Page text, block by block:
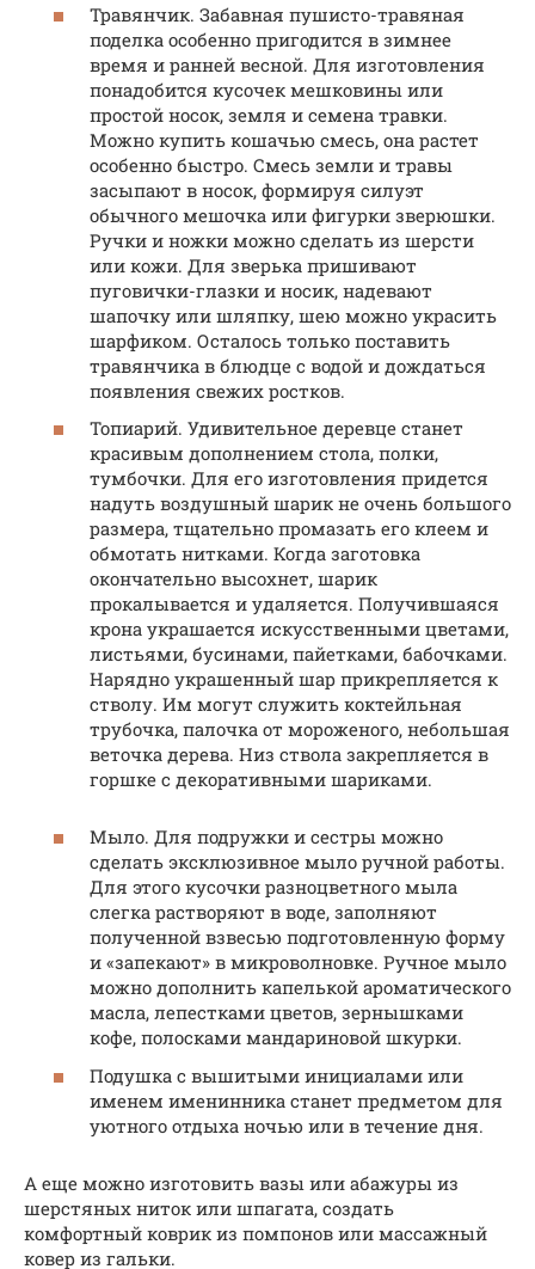
Травянчик. Забавная пушисто-травяная
поделка особенно пригодится в зимнее
время и ранней весной. Для изготовления
понадобится кусочек мешковины или
простой носок, земля и семена травки.
Можно купить кошачью смесь, она растет
особенно быстро. Смесь земли и травы
засыпают в носок, формируя силуэт
обычного мешочка или фигурки зверюшки.
Ручки и ножки можно сделать из шерсти
или кожи. Для зверька пришивают
пуговички-глазки и носик, надевают
шапочку или шляпку, шею можно украсить
шарфиком. Осталось только поставить
травянчика в блюдце с водой и дождаться
появления свежих ростков.
Топиарий. Удивительное деревце станет
красивым дополнением стола, полки,
тумбочки. Для его изготовления придется
надуть воздушный шарик не очень большого
размера, тщательно промазать его клеем и
обмотать нитками. Когда заготовка
окончательно высохнет, шарик
прокалывается и удаляется. Получившаяся
крона украшается искусственными цветами,
листьями, бусинами, пайетками, бабочками.
Нарядно украшенный шар прикрепляется к
стволу. Им могут служить коктейльная
трубочка, палочка от мороженого, небольшая
веточка дерева. Низ ствола закрепляется в
горшке с декоративными шариками.
Мыло. Для подружки и сестры можно
сделать эксклюзивное мыло ручной работы.
Для этого кусочки разноцветного мыла
слегка растворяют в воде, заполняют
полученной взвесью подготовленную форму
и «запекают» в микроволновке. Ручное мыло
можно дополнить капелькой ароматического
масла, лепестками цветов, зернышками
кофе, полосками мандариновой шкурки.
Подушка с вышитыми инициалами или
именем именинника станет предметом для
уютного отдыха ночью или в течение дня.
А еще можно изготовить вазы или абажуры из
шерстяных ниток или шпагата, создать
комфортный коврик из помпонов или массажный
ковер из гальки.